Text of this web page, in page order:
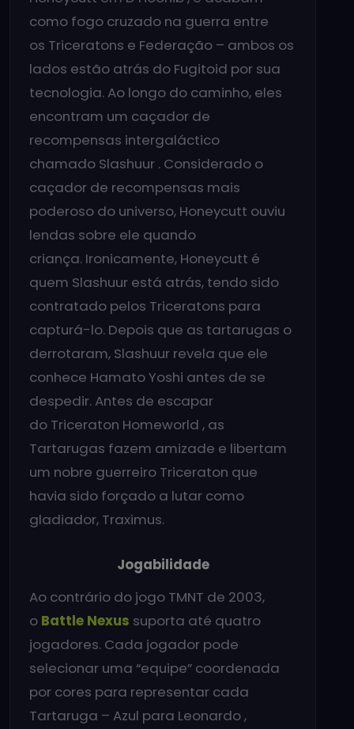
como fogo cruzado na guerra entre
os Triceratons e Federação – ambos os
lados estão atrás do Fugitoid por sua
tecnologia. Ao longo do caminho, eles
encontram um caçador de
recompensas intergaláctico
chamado Slashuur . Considerado o
caçador de recompensas mais
poderoso do universo, Honeycutt ouviu
lendas sobre ele quando
criança. Ironicamente, Honeycutt é
quem Slashuur está atrás, tendo sido
contratado pelos Triceratons para
capturá-lo. Depois que as tartarugas o
derrotaram, Slashuur revela que ele
conhece Hamato Yoshi antes de se
despedir. Antes de escapar
do Triceraton Homeworld , as
Tartarugas fazem amizade e libertam
um nobre guerreiro Triceraton que
havia sido forçado a lutar como
gladiador, Traximus.
Jogabilidade
Ao contrário do jogo TMNT de 2003,
o Battle Nexus suporta até quatro
jogadores. Cada jogador pode
selecionar uma “equipe” coordenada
por cores para representar cada
Tartaruga – Azul para Leonardo ,